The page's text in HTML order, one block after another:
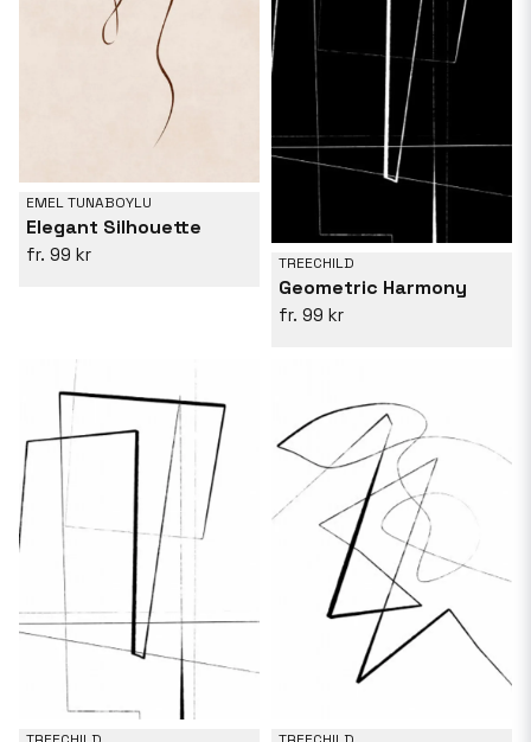
EMEL TUNABOYLU
Elegant Silhouette
99 kr TREECHILD
Geometric Harmony
99 kr